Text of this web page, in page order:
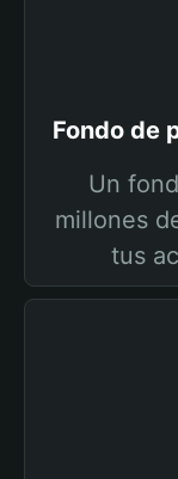
Fondo de
Un
millones
tus